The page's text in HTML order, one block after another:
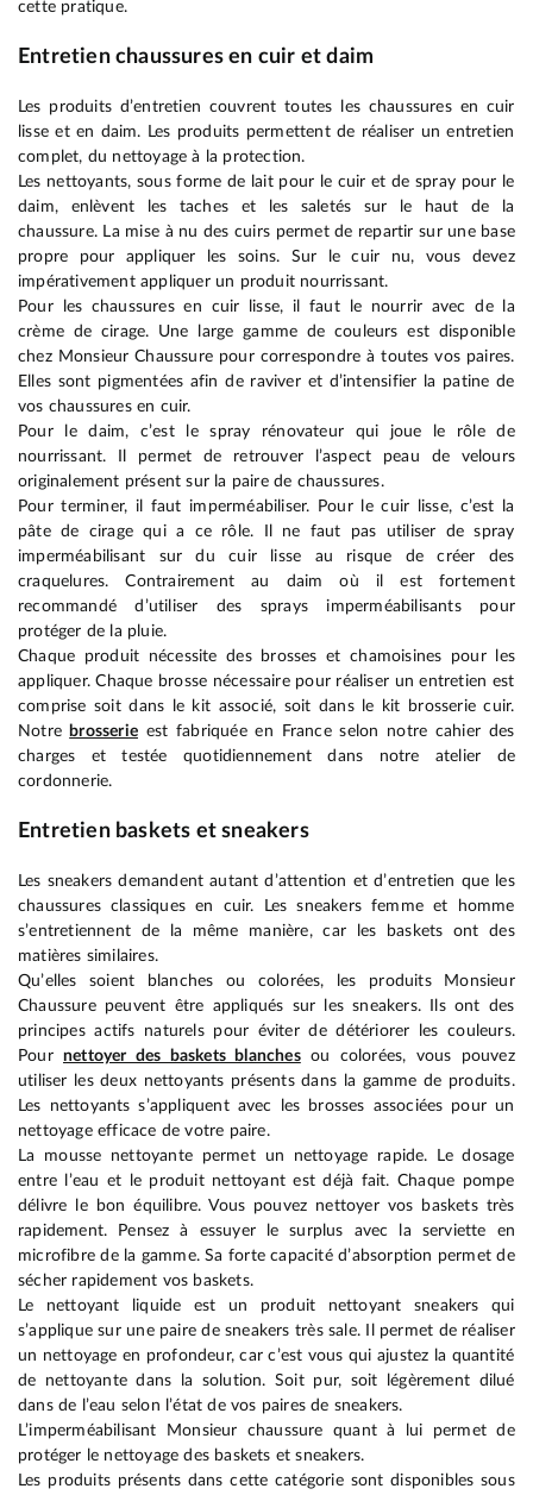
cette pratique.
Entretien chaussures en cuir et daim
Les produits d’entretien couvrent toutes les chaussures en cuir
lisse et en daim. Les produits permettent de réaliser un entretien
complet, du nettoyage à la protection.
Les nettoyants, sous forme de lait pour le cuir et de spray pour le
daim, enlèvent les taches et les saletés sur le haut de la
chaussure. La mise à nu des cuirs permet de repartir sur une base
propre pour appliquer les soins. Sur le cuir nu, vous devez
impérativement appliquer un produit nourrissant.
Pour les chaussures en cuir lisse, il faut le nourrir avec de la
crème de cirage. Une large gamme de couleurs est disponible
chez Monsieur Chaussure pour correspondre à toutes vos paires.
Elles sont pigmentées afin de raviver et d’intensifier la patine de
vos chaussures en cuir.
Pour le daim, c’est le spray rénovateur qui joue le rôle de
nourrissant. Il permet de retrouver l’aspect peau de velours
originalement présent sur la paire de chaussures.
Pour terminer, il faut imperméabiliser. Pour le cuir lisse, c’est la
pâte de cirage qui a ce rôle. Il ne faut pas utiliser de spray
imperméabilisant sur du cuir lisse au risque de créer des
craquelures. Contrairement au daim où il est fortement
recommandé d’utiliser des sprays imperméabilisants pour
protéger de la pluie.
Chaque produit nécessite des brosses et chamoisines pour les
appliquer. Chaque brosse nécessaire pour réaliser un entretien est
comprise soit dans le kit associé, soit dans le kit brosserie cuir.
Notre brosserieest fabriquée en France selon notre cahier des
charges et testée quotidiennement dans notre atelier de
cordonnerie.
Entretien baskets et sneakers
Les sneakers demandent autant d’attention et d’entretien que les
chaussures classiques en cuir. Les sneakers femme et homme
s’entretiennent de la même manière, car les baskets ont des
matières similaires.
Qu’elles soient blanches ou colorées, les produits Monsieur
Chaussure peuvent être appliqués sur les sneakers. Ils ont des
principes actifs naturels pour éviter de détériorer les couleurs.
Pour nettoyer des baskets blanchesou colorées, vous pouvez
utiliser les deux nettoyants présents dans la gamme de produits.
Les nettoyants s’appliquent avec les brosses associées pour un
nettoyage efficace de votre paire.
La mousse nettoyante permet un nettoyage rapide. Le dosage
entre l’eau et le produit nettoyant est déjà fait. Chaque pompe
délivre le bon équilibre. Vous pouvez nettoyer vos baskets très
rapidement. Pensez à essuyer le surplus avec la serviette en
microfibre de la gamme. Sa forte capacité d’absorption permet de
sécher rapidement vos baskets.
Le nettoyant liquide est un produit nettoyant sneakers qui
s’applique sur une paire de sneakers très sale. Il permet de réaliser
un nettoyage en profondeur, car c’est vous qui ajustez la quantité
de nettoyante dans la solution. Soit pur, soit légèrement dilué
dans de l’eau selon l’état de vos paires de sneakers.
L’imperméabilisant Monsieur chaussure quant à lui permet de
protéger le nettoyage des baskets et sneakers.
Les produits présents dans cette catégorie sont disponibles sous